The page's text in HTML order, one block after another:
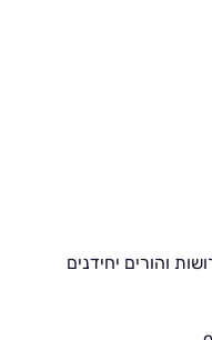
והורים יחידנים